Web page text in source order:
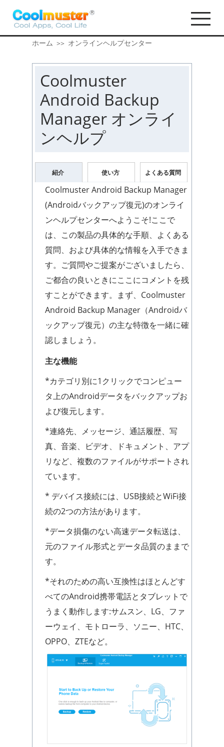
ホーム >> オンラインヘルプセンター
Coolmuster
Android Backup
Manager オンライ
ンヘルプ
紹介 使い方 よくある質問
Coolmuster Android Backup Manager
(Androidバックアップ復元)のオンライ
ンヘルプセンターへようこそ!ここで
は、この製品の具体的な手順、よくある
質問、および具体的な情報を入手できま
す。ご質問やご提案がございましたら、
ご都合の良いときにここにコメントを残
すことができます。まず、Coolmuster
Android Backup Manager（Androidバ
ックアップ復元）の主な特徴を一緒に確
認しましょう。
主な機能
*カテゴリ別に1クリックでコンピュー
タ上のAndroidデータをバックアップお
よび復元します。
*連絡先、メッセージ、通話履歴、写
真、音楽、ビデオ、ドキュメント、アプ
リなど、複数のファイルがサポートされ
ています。
* デバイス接続には、USB接続とWiFi接
続の2つの方法があります。
*データ損傷のない高速データ転送は、
元のファイル形式とデータ品質のままで
す。
*それのための高い互換性はほとんどす
べてのAndroid携帯電話とタブレットで
うまく動作します:サムスン、LG、ファ
ーウェイ、モトローラ、ソニー、HTC、
OPPO、ZTEなど。